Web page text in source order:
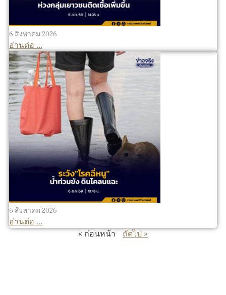
6 สิงหาคม 2026
อ่านต่อ ...
6 สิงหาคม 2026
อ่านต่อ ...
« ก่อนหน้า
ถัดไป »